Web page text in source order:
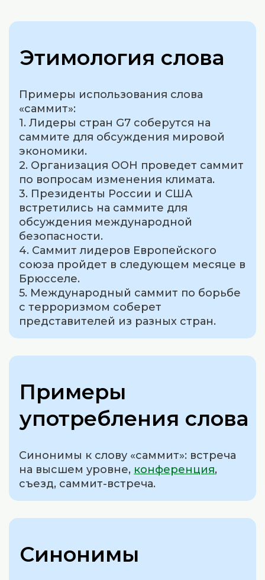
Этимология слова
Примеры использования слова
«саммит»:
1. Лидеры стран G7 соберутся на
саммите для обсуждения мировой
экономики.
2. Организация ООН проведет саммит
по вопросам изменения климата.
3. Президенты России и США
встретились на саммите для
обсуждения международной
безопасности.
4. Саммит лидеров Европейского
союза пройдет в следующем месяце в
Брюсселе.
5. Международный саммит по борьбе
с терроризмом соберет
представителей из разных стран.
Примеры
употребления слова
Синонимы к слову «саммит»: встреча
на высшем уровне, конференция,
съезд, саммит-встреча.
Синонимы